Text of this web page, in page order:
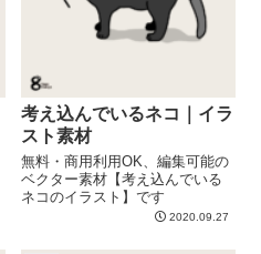
考え込んでいるネコ｜イラ
スト素材
無料・商用利用OK、編集可能の
ベクター素材【考え込んでいる
ネコのイラスト】です
2020.09.27